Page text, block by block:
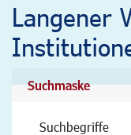
Langener
Suchmaske
Suchbegriffe